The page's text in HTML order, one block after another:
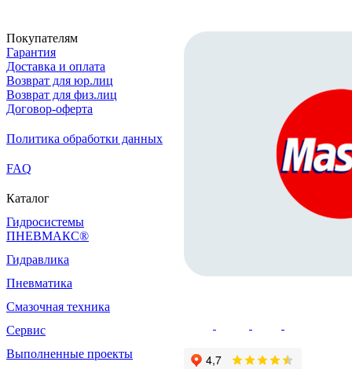
Покупателям
Гарантия
Доставка и оплата
Возврат для юр.лиц
Возврат для физ.лиц
Договор-оферта
Политика обработки данных
FAQ
Каталог
Гидросистемы
ПНЕВМАКС®
Гидравлика
Пневматика
Смазочная техника
Сервис
Выполненные проекты